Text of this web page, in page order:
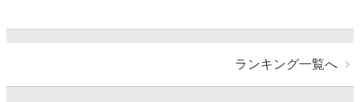
ランキング一覧へ